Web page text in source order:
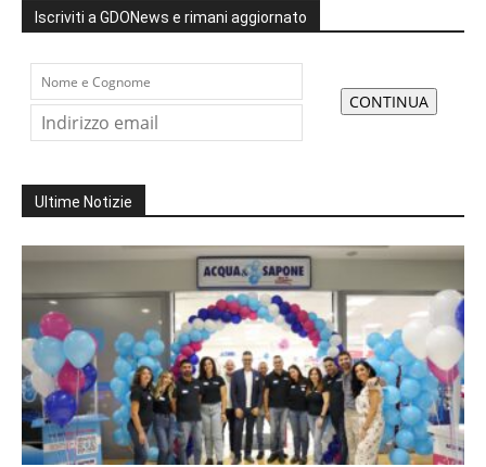
Iscriviti a GDONews e rimani aggiornato
Ultime Notizie